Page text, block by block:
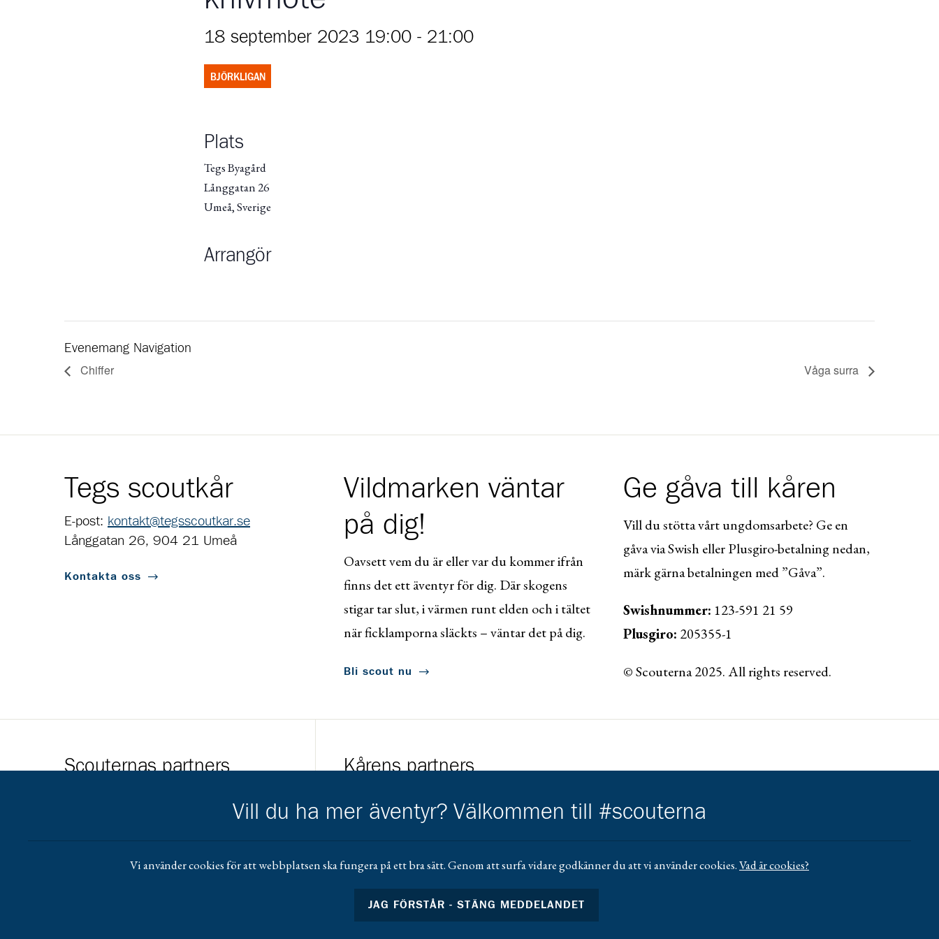
18 september 2023 19:00 - 21:00
BJÖRKLIGAN
Plats
Tegs Byagård
Långgatan 26
Umeå,Sverige
Arrangör
Evenemang Navigation
Chiffer Våga surra
Tegs scoutkår
E-post: kontakt@tegsscoutkar.se
Långgatan 26, 904 21 Umeå
Kontakta oss
Vildmarken väntar
på dig!
Oavsett vem du är eller var du kommer ifrån
finns det ett äventyr för dig. Där skogens
stigar tar slut, i värmen runt elden och i tältet
när ficklamporna släckts – väntar det på dig.
Bli scout nu
Ge gåva till kåren
Vill du stötta vårt ungdomsarbete? Ge en
gåva via Swish eller Plusgiro-betalning nedan,
märk gärna betalningen med ”Gåva”.
Swishnummer: 123-591 21 59
Plusgiro: 205355-1
© Scouterna 2025. All rights reserved.
Scouternas partners Kårens partners
Gå till https://www.mera.se/ Gå till https://www.lansforsakringar.se/vasterbotten/privat/
Gå till https://www.umeaenergi.se/
Vill du ha mer äventyr? Välkommen till #scouterna
Vi använder cookies för att webbplatsen ska fungera på ett bra sätt. Genom att surfa vidare godkänner du att vi använder cookies.Vad är cookies?
JAG FÖRSTÅR - STÄNG MEDDELANDET